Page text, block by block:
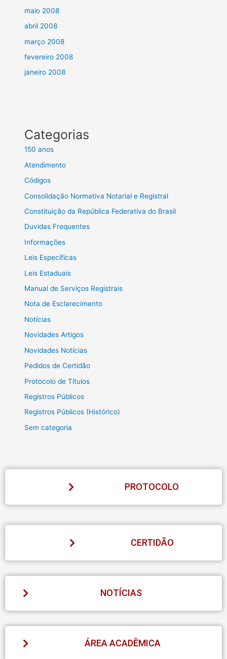
maio 2008
abril 2008
março 2008
fevereiro 2008
janeiro 2008
Categorias
150 anos
Atendimento
Códigos
Consolidação Normativa Notarial e Registral
Constituição da República Federativa do Brasil
Duvidas Frequentes
Informações
Leis Específicas
Leis Estaduais
Manual de Serviços Registrais
Nota de Esclarecimento
Notícias
Novidades Artigos
Novidades Notícias
Pedidos de Certidão
Protocolo de Títulos
Registros Públicos
Registros Públicos (Histórico)
Sem categoria
PROTOCOLO
CERTIDÃO
NOTÍCIAS
ÁREA ACADÊMICA